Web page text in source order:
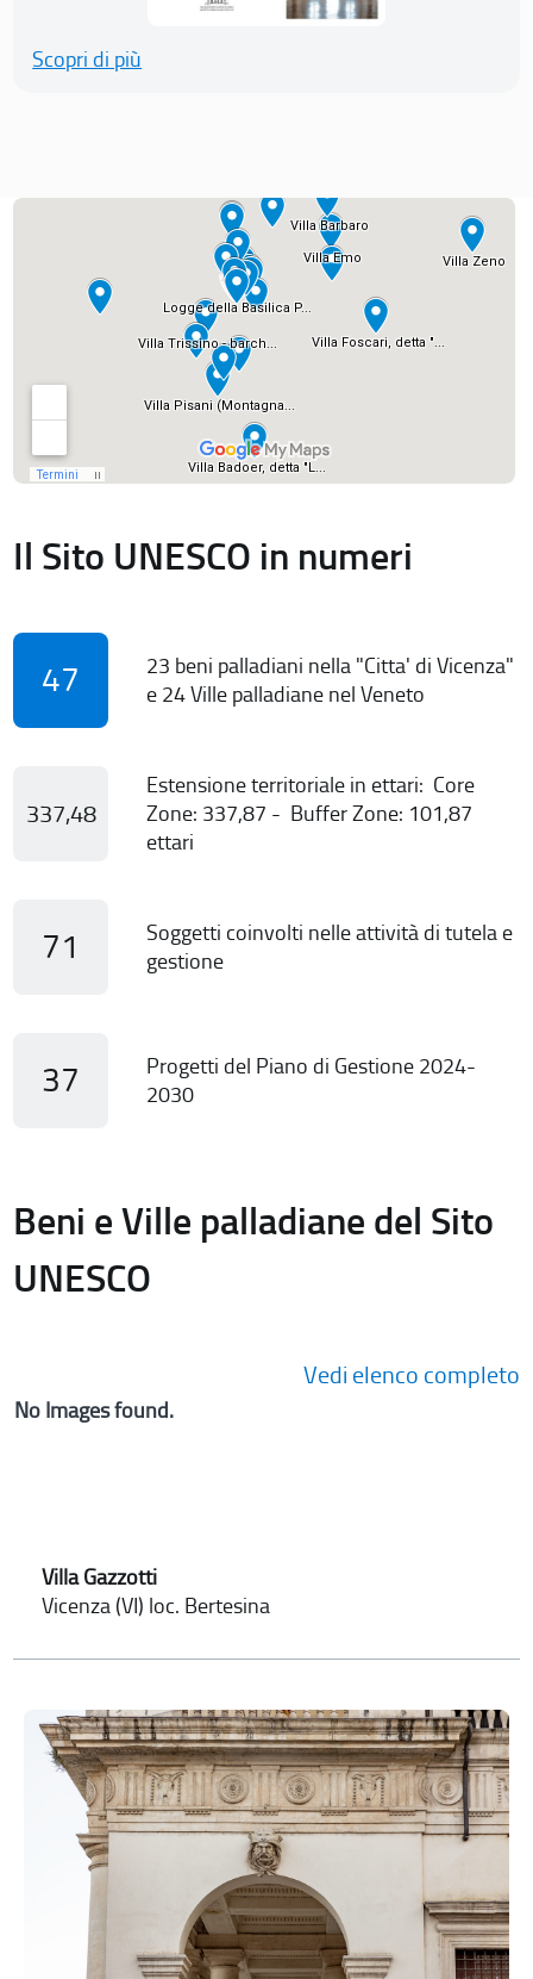
Scopri di più
Il Sito UNESCO in numeri
47
23 beni palladiani nella "Citta' di Vicenza"
e 24 Ville palladiane nel Veneto
337,48
Estensione territoriale in ettari: Core
Zone: 337,87 - Buffer Zone: 101,87
ettari
71
Soggetti coinvolti nelle attività di tutela e
gestione
37
Progetti del Piano di Gestione 2024-
2030
Beni e Ville palladiane del Sito
UNESCO
Vedi elenco completo
No Images found.
Villa Gazzotti
Vicenza (VI) loc. Bertesina